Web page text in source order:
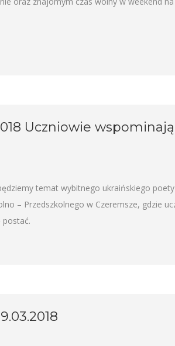
Uczniowie
temat wybitnego ukraińskiego
– Przedszkolnego w Czeremsze, gdzie
postać.